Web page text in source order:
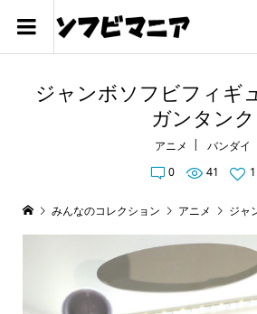
ジャンボソフビフィギ
ガンタンク
アニメ
バンダイ
0
41 1
みんなのコレクション アニメ ジャン